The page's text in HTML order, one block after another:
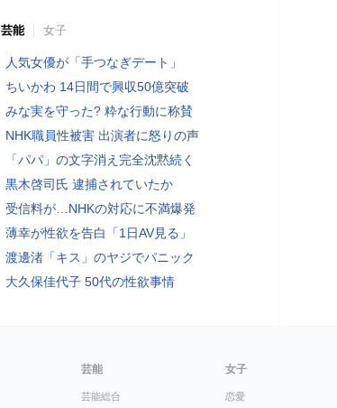
芸能 女子
人気女優が「手つなぎデート」
ちいかわ 14日間で興収50億突破
みな実を守った? 粋な行動に称賛
NHK職員性被害 出演者に怒りの声
「パパ」の文字消え完全沈黙続く
黒木啓司氏 逮捕されていたか
受信料が…NHKの対応に不満爆発
薄幸が性欲を告白「1日AV見る」
渡邊渚「キス」のヤジでパニック
大久保佳代子 50代の性欲事情
芸能
芸能総合
女子
恋愛